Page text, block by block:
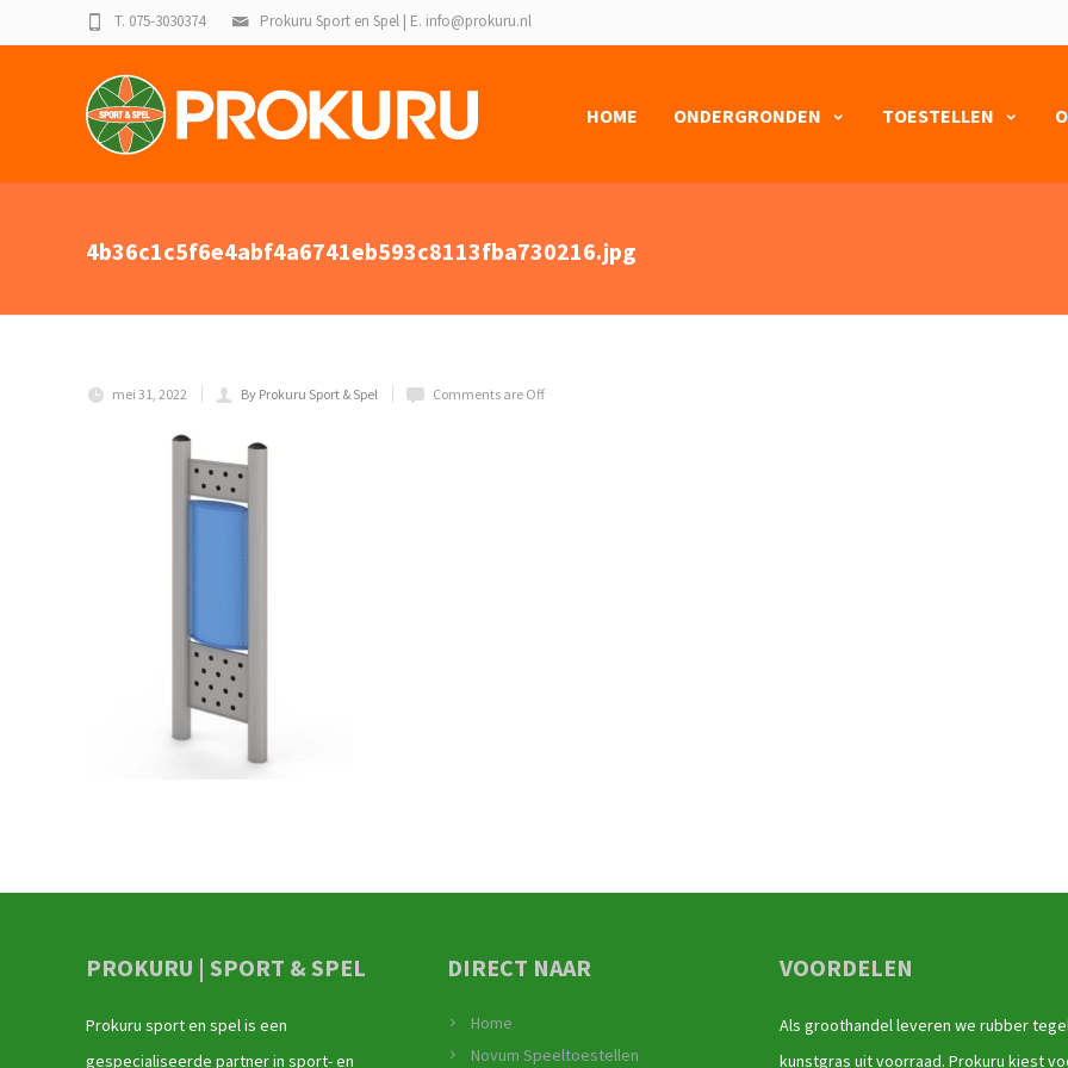
Prokuru Sport en Spel | E. info@prokuru.nl
T. 075-3030374
HOME ONDERGRONDEN TOESTELLEN
4b36c1c5f6e4abf4a6741eb593c8113fba730216.jpg
mei 31, 2022 By Prokuru Sport & Spel Comments are Off
PROKURU | SPORT & SPEL
Prokuru sport en spel is een
gespecialiseerde partner in sport- en
DIRECT NAAR
Home
Novum Speeltoestellen
VOORDELEN
Als groothandel leveren we rubber
kunstgras uit voorraad. Prokuru kiest